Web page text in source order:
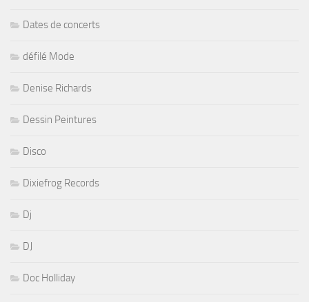
Dates de concerts
défilé Mode
Denise Richards
Dessin Peintures
Disco
Dixiefrog Records
Dj
DJ
Doc Holliday